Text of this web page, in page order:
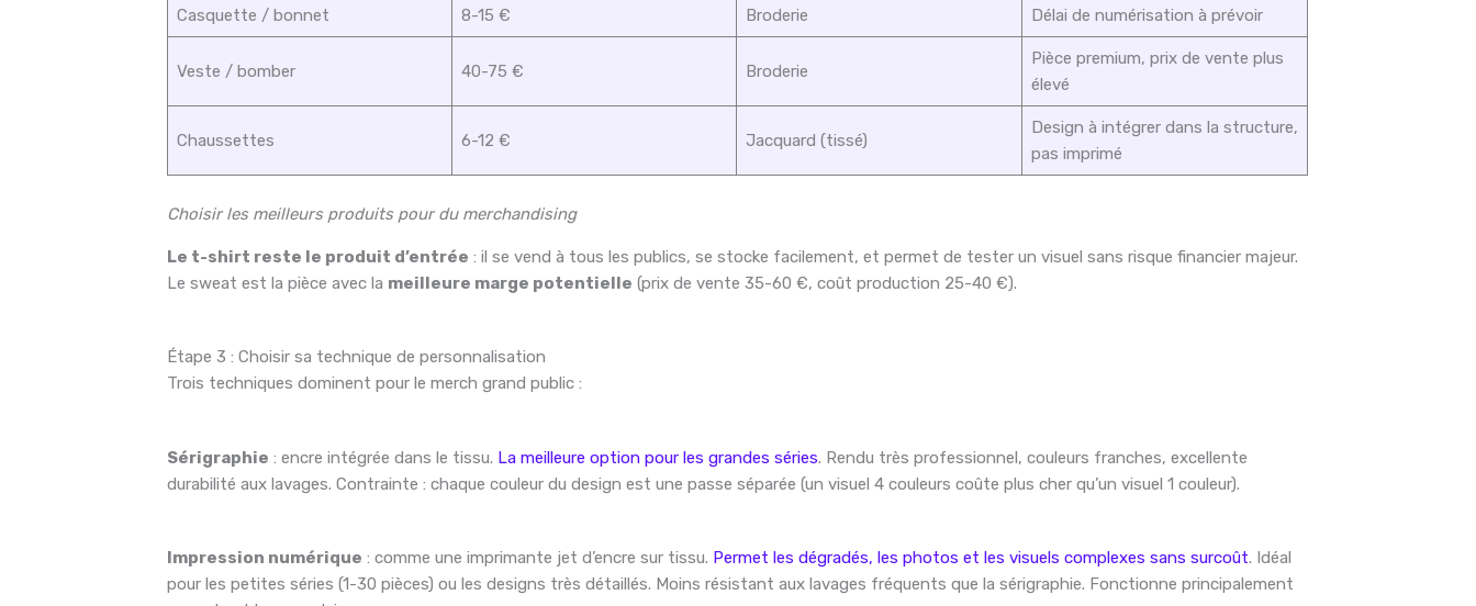
Casquette / bonnet 8-15 € Broderie Délai de numérisation à prévoir
Veste / bomber 40-75 € Broderie
Pièce premium, prix de vente plus
élevé
Chaussettes 6-12 € Jacquard (tissé)
Design à intégrer dans la structure,
pas imprimé
Choisir les meilleurs produits pour du merchandising
Le t-shirt reste le produit d’entrée : il se vend à tous les publics, se stocke facilement, et permet de tester un visuel sans risque financier majeur.
Le sweat est la pièce avec la meilleure marge potentielle (prix de vente 35-60 €, coût production 25-40 €).
Étape 3 : Choisir sa technique de personnalisation
Trois techniques dominent pour le merch grand public :
Sérigraphie : encre intégrée dans le tissu. La meilleure option pour les grandes séries. Rendu très professionnel, couleurs franches, excellente
durabilité aux lavages. Contrainte : chaque couleur du design est une passe séparée (un visuel 4 couleurs coûte plus cher qu’un visuel 1 couleur).
Impression numérique : comme une imprimante jet d’encre sur tissu. Permet les dégradés, les photos et les visuels complexes sans surcoût. Idéal
pour les petites séries (1-30 pièces) ou les designs très détaillés. Moins résistant aux lavages fréquents que la sérigraphie. Fonctionne principalement